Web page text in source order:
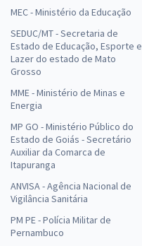
MEC - Ministério da Educação
SEDUC/MT - Secretaria de
Estado de Educação, Esporte e
Lazer do estado de Mato
Grosso
MME - Ministério de Minas e
Energia
MP GO - Ministério Público do
Estado de Goiás - Secretário
Auxiliar da Comarca de
Itapuranga
ANVISA - Agência Nacional de
Vigilância Sanitária
PM PE - Polícia Militar de
Pernambuco